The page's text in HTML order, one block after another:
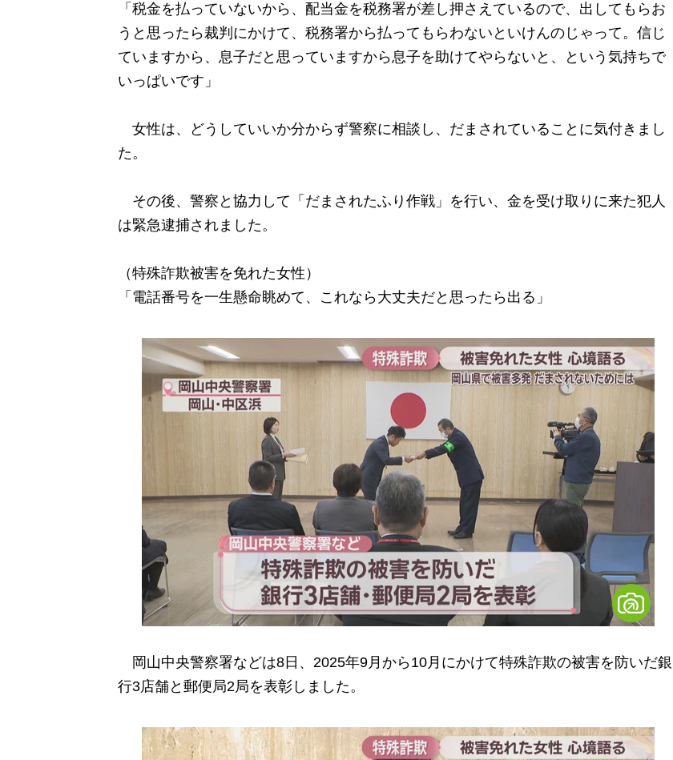
「税金を払っていないから、配当金を税務署が差し押さえているので、出してもらお
うと思ったら裁判にかけて、税務署から払ってもらわないといけんのじゃって。信じ
ていますから、息子だと思っていますから息子を助けてやらないと、という気持ちで
いっぱいです」
女性は、どうしていいか分からず警察に相談し、だまされていることに気付きまし
た。
その後、警察と協力して「だまされたふり作戦」を行い、金を受け取りに来た犯人
は緊急逮捕されました。
（特殊詐欺被害を免れた女性）
「電話番号を一生懸命眺めて、これなら大丈夫だと思ったら出る」
岡山中央警察署などは8日、2025年9月から10月にかけて特殊詐欺の被害を防いだ銀
行3店舗と郵便局2局を表彰しました。